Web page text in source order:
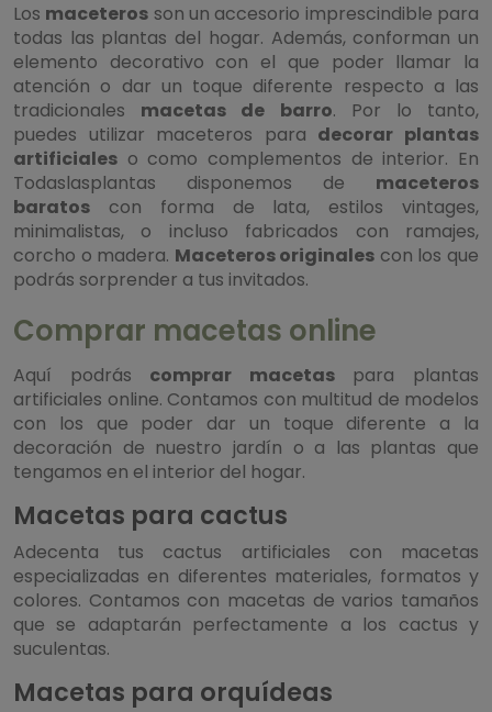
Los maceteros son un accesorio imprescindible para
todas las plantas del hogar. Además, conforman un
elemento decorativo con el que poder llamar la
atención o dar un toque diferente respecto a las
tradicionales macetas de barro. Por lo tanto,
puedes utilizar maceteros para decorar plantas
artificiales o como complementos de interior. En
Todaslasplantas disponemos de maceteros
baratos con forma de lata, estilos vintages,
minimalistas, o incluso fabricados con ramajes,
corcho o madera. Maceteros originales con los que
podrás sorprender a tus invitados.
Comprar macetas online
Aquí podrás comprar macetaspara plantas
artificiales online. Contamos con multitud de modelos
con los que poder dar un toque diferente a la
decoración de nuestro jardín o a las plantas que
tengamos en el interior del hogar.
Macetas para cactus
Adecenta tus cactus artificiales con macetas
especializadas en diferentes materiales, formatos y
colores. Contamos con macetas de varios tamaños
que se adaptarán perfectamente a los cactus y
suculentas.
Macetas para orquídeas